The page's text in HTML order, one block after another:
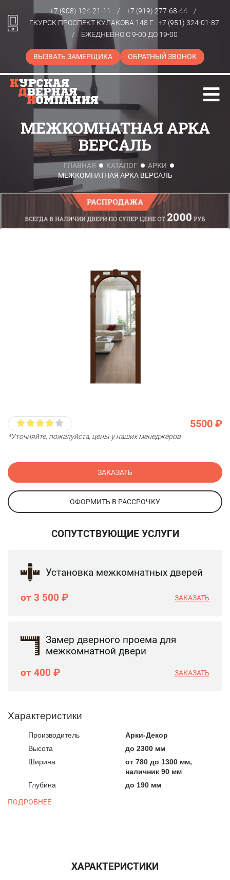
+7 (908) 124-21-11 / +7 (919) 277-68-44
/
Г.КУРСК ПРОСПЕКТ КУЛАКОВА 148 Г +7 (951) 324-01-87
/
ЕЖЕДНЕВНО С 9-00 ДО 19-00
ВЫЗВАТЬ ЗАМЕРЩИКА ОБРАТНЫЙ ЗВОНОК
МЕЖКОМНАТНАЯ АРКА
ВЕРСАЛЬ
ГЛАВНАЯ КАТАЛОГ
АРКИ
МЕЖКОМНАТНАЯ АРКА ВЕРСАЛЬ
5500 ₽
*Уточняйте, пожалуйста, цены у наших менеджеров
ЗАКАЗАТЬ
ОФОРМИТЬ В РАССРОЧКУ
СОПУТСТВУЮЩИЕ УСЛУГИ
Установка межкомнатных дверей
от 3 500 ₽ ЗАКАЗАТЬ
Замер дверного проема для
межкомнатной двери
от 400 ₽
ЗАКАЗАТЬ
Характеристики
Производитель
Арки-Декор
Высота
до 2300 мм
Ширина
от 780 до 1300 мм,
наличник 90 мм
Глубина
до 190 мм
ПОДРОБНЕЕ
ХАРАКТЕРИСТИКИ